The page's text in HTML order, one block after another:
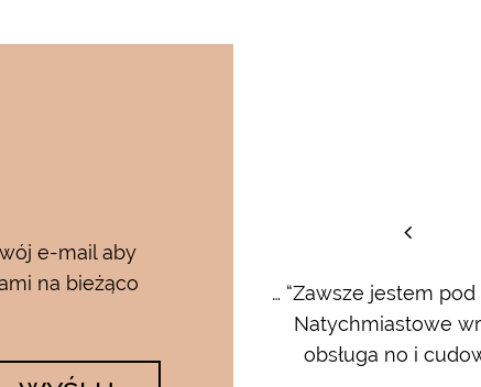
e-mail aby
na bieżąco
i kremu pod oczy…..od
mnie to strzał w
utrzymuje się ...
… “Zawsze jestem
Natychmiastowe
obsługa no i